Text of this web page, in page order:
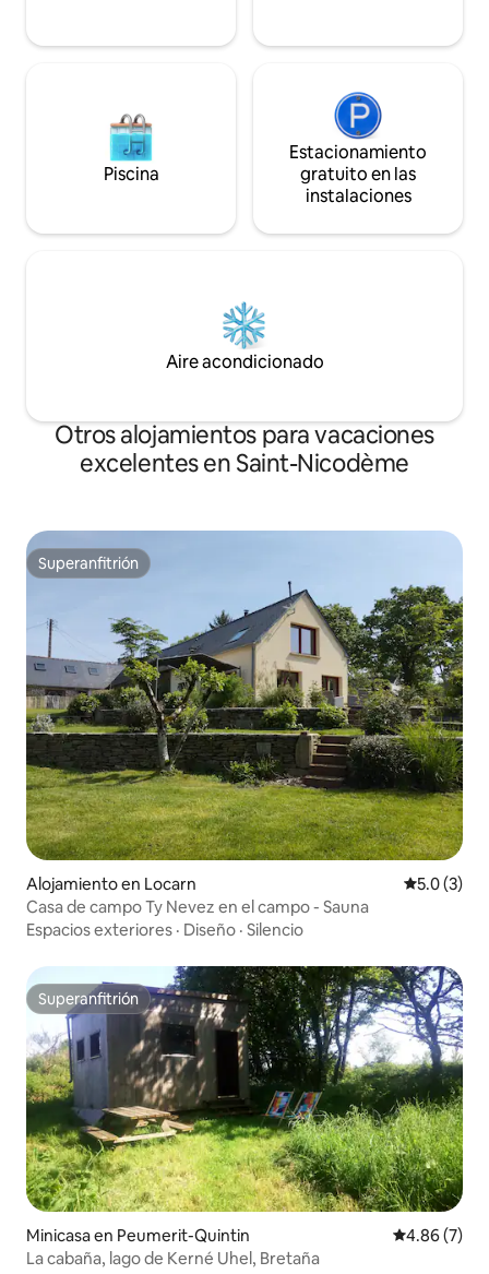
Piscina
Estacionamiento
gratuito en las
instalaciones
Aire acondicionado
Otros alojamientos para vacaciones
excelentes en Saint-Nicodème
Superanfitrión
Superanfitrión
Alojamiento en Locarn
5.0 (3)
Casa de campo Ty Nevez en el campo - Sauna
Espacios exteriores · Diseño · Silencio
Superanfitrión
Superanfitrión
Minicasa en Peumerit-Quintin Calificación
4.86 (7)
La cabaña, lago de Kerné Uhel, Bretaña